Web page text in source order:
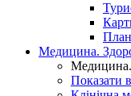
Медицина.
Медицина.
Показати